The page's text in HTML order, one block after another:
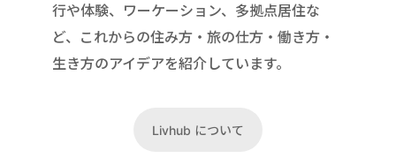
行や体験、ワーケーション、多拠点居住な
ど、これからの住み方・旅の仕方・働き方・
生き方のアイデアを紹介しています。
Livhub について